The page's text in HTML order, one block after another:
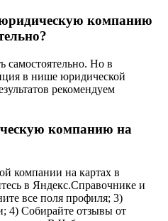
компанию
самостоятельно. Но в
в нише юридической
рекомендуем
компанию на
компании на картах в
в Яндекс.Справочнике и
все поля профиля; 3)
4) Собирайте отзывы от